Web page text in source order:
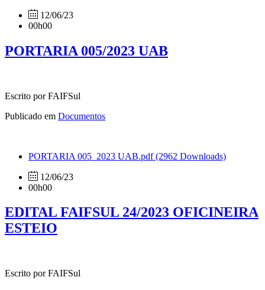
12/06/23
00h00
PORTARIA 005/2023 UAB
Escrito por FAIFSul
Publicado em Documentos
PORTARIA 005_2023 UAB.pdf(2962 Downloads)
12/06/23
00h00
EDITAL FAIFSUL 24/2023 OFICINEIRA
ESTEIO
Escrito por FAIFSul